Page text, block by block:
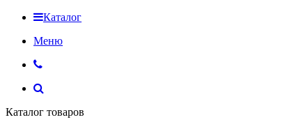
Каталог
Меню
Каталог товаров